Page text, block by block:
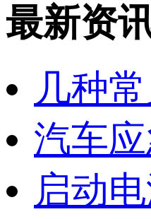
最新资
几种
汽车
启动